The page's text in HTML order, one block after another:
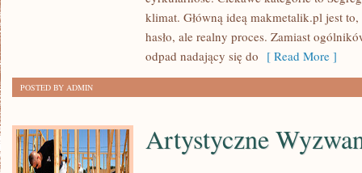
klimat. Główną ideą makmetalik.pl jest
hasło, ale realny proces. Zamiast
odpad nadający się do [ Read More ]
POSTED BY ADMIN
Artystyczne